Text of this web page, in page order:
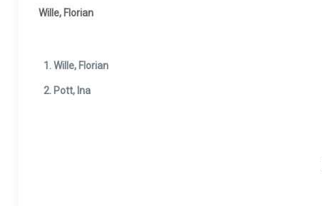
Wille, Florian
Wille, Florian
Pott, Ina